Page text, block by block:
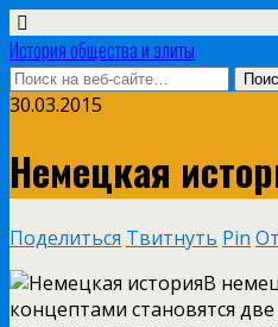
История общества и элиты
30.03.2015
Немецкая
Поделиться Твитнуть Pin
В
концептами становятся